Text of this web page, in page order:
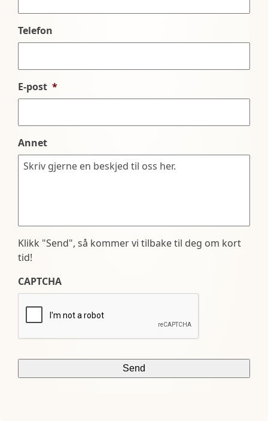
Telefon
E-post *
Annet
Klikk "Send", så kommer vi tilbake til deg om kort
tid!
CAPTCHA